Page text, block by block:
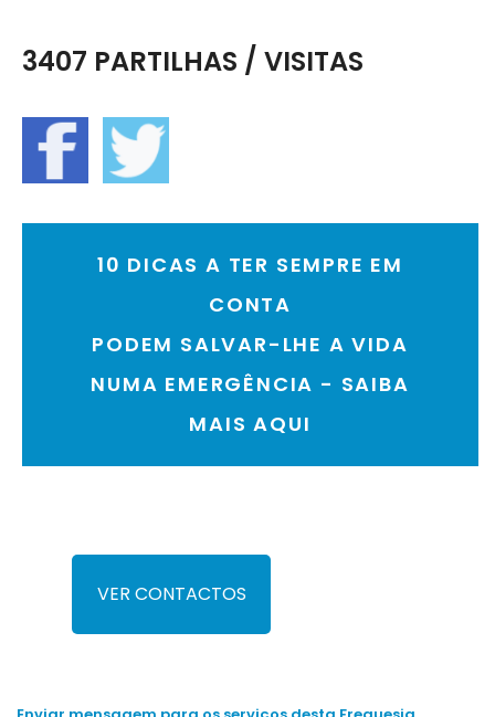
3407 PARTILHAS / VISITAS
10 DICAS A TER SEMPRE EM
CONTA
PODEM SALVAR-LHE A VIDA
NUMA EMERGÊNCIA - SAIBA
MAIS AQUI
VER CONTACTOS